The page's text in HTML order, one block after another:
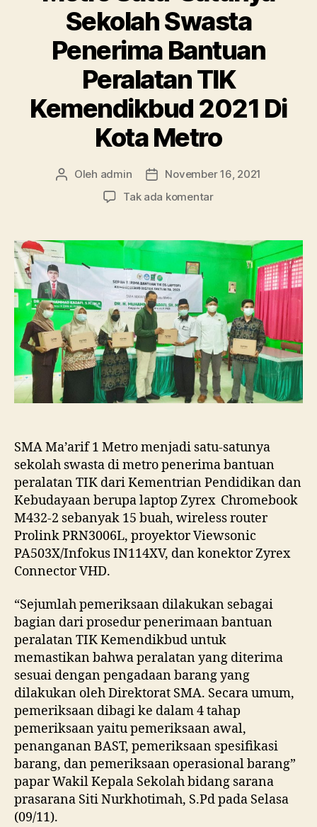
Sekolah Swasta
Penerima Bantuan
Peralatan TIK
Kemendikbud 2021 Di
Kota Metro
Penulis
Oleh admin
Tanggal
artikel
November 16, 2021
Tak ada komentarpada
Ma’arif
1
Metro
Satu-
Satunya
Sekolah
Swasta
Penerima
Bantuan
Peralatan
TIK
Di
Kota
Metro
SMA Ma’arif 1 Metro menjadi satu-satunya
sekolah swasta di metro penerima bantuan
peralatan TIK dari Kementrian Pendidikan dan
Kebudayaan berupa laptop Zyrex Chromebook
M432-2 sebanyak 15 buah, wireless router
Prolink PRN3006L, proyektor Viewsonic
PA503X/Infokus IN114XV, dan konektor Zyrex
Connector VHD.
“Sejumlah pemeriksaan dilakukan sebagai
bagian dari prosedur penerimaan bantuan
peralatan TIK Kemendikbud untuk
memastikan bahwa peralatan yang diterima
sesuai dengan pengadaan barang yang
dilakukan oleh Direktorat SMA. Secara umum,
pemeriksaan dibagi ke dalam 4 tahap
pemeriksaan yaitu pemeriksaan awal,
penanganan BAST, pemeriksaan spesifikasi
barang, dan pemeriksaan operasional barang”
papar Wakil Kepala Sekolah bidang sarana
prasarana Siti Nurkhotimah, S.Pd pada Selasa
(09/11).